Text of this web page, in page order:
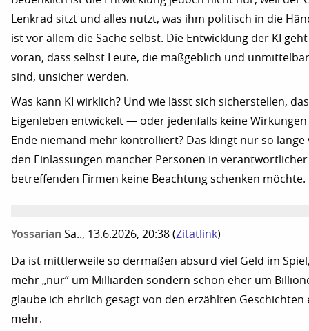
Lenkrad sitzt und alles nutzt, was ihm politisch in die
ist vor allem die Sache selbst. Die Entwicklung der KI
voran, dass selbst Leute, die maßgeblich und
sind, unsicher werden.
Was kann KI wirklich? Und wie lässt sich sicherstellen,
Eigenleben entwickelt — oder jedenfalls keine
Ende niemand mehr kontrolliert? Das klingt nur so lange
den Einlassungen mancher Personen in
betreffenden Firmen keine Beachtung schenken möchte.
Yossarian Sa.., 13.6.2026, 20:38 (Zitatlink)
Da ist mittlerweile so dermaßen absurd viel Geld im
mehr „nur“ um Milliarden sondern schon eher um
glaube ich ehrlich gesagt von den erzählten
mehr.